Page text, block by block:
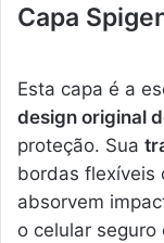
Capa
Esta capa é a
design original
proteção. Sua
bordas flexíveis
absorvem
o celular seguro